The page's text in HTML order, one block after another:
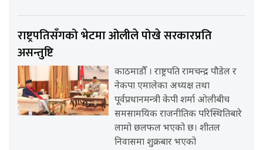
राष्ट्रपतिसँगको भेटमा ओलीले पोखे सरकारप्रति
असन्तुष्टि
काठमाडौँ । राष्ट्रपति रामचन्द्र पौडेल र
नेकपा एमालेका अध्यक्ष तथा
पूर्वप्रधानमन्त्री केपी शर्मा ओलीबीच
समसामयिक राजनीतिक परिस्थितिबारे
लामो छलफल भएको छ। शीतल
निवासमा शुक्रबार भएको